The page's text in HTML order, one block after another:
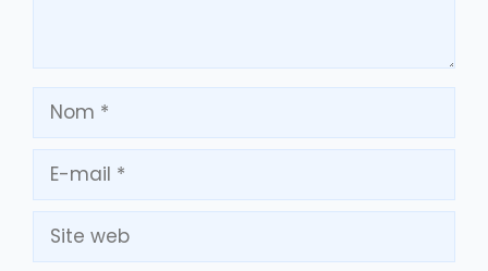
Nom
mail
Site
web